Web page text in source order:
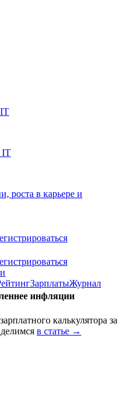
IT
роста в карьере и
ЗарплатыЖурнал
инфляции
калькулятора за
в статье →